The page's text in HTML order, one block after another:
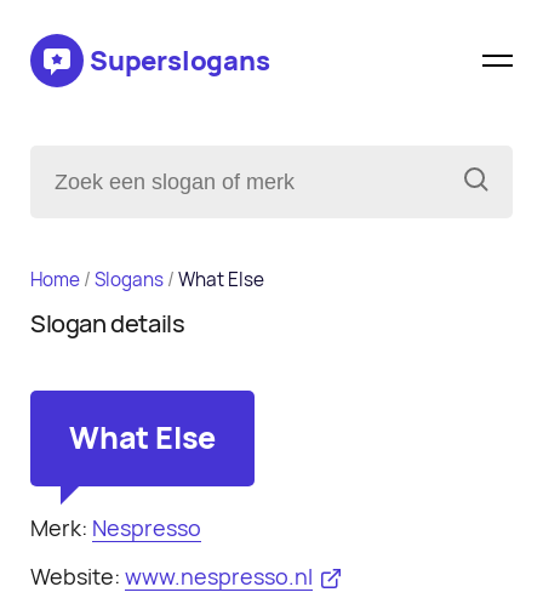
Superslogans
Home/Slogans/What Else
Slogan details
What Else
Merk: Nespresso
Website: www.nespresso.nl